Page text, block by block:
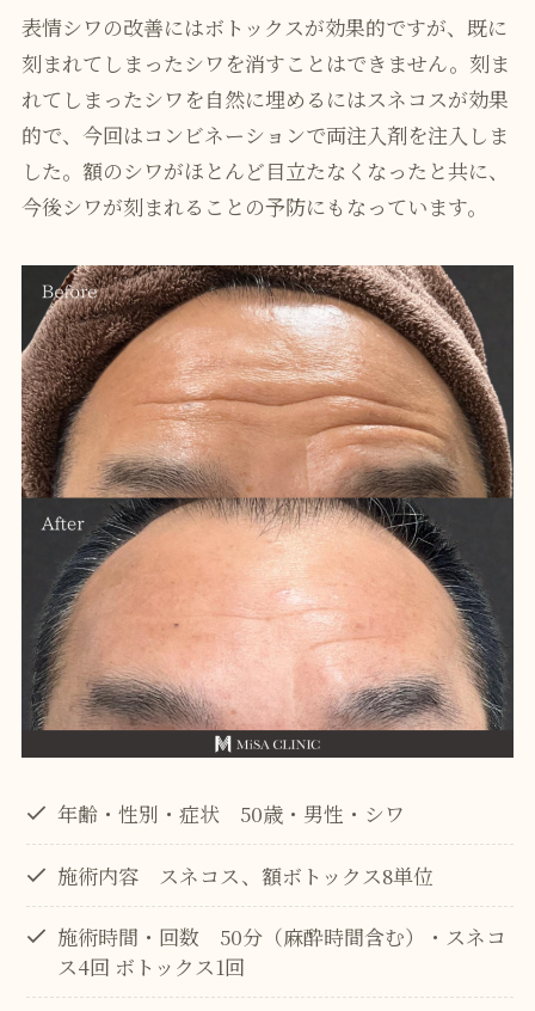
表情シワの改善にはボトックスが効果的ですが、既に
刻まれてしまったシワを消すことはできません。刻ま
れてしまったシワを自然に埋めるにはスネコスが効果
的で、今回はコンビネーションで両注入剤を注入しま
した。額のシワがほとんど目立たなくなったと共に、
今後シワが刻まれることの予防にもなっています。
年齢・性別・症状 50歳・男性・シワ
施術内容 スネコス、額ボトックス8単位
施術時間・回数 50分（麻酔時間含む）・スネコ
ス4回 ボトックス1回